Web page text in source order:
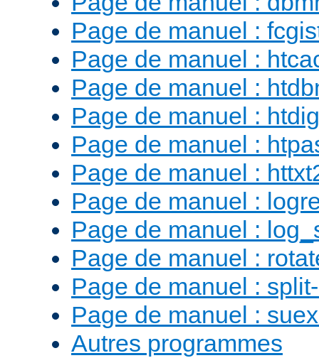
Page de manuel :
Page de manuel :
Page de manuel :
Page de manuel :
Page de manuel :
Page de manuel :
Page de manuel :
Page de manuel :
Page de manuel :
Page de manuel :
Page de manuel :
Autres programmes